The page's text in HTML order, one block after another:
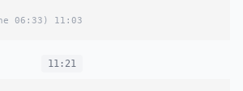
11:03
(06:33 in your timezone)
11:21